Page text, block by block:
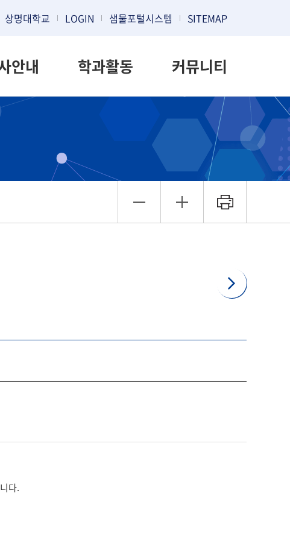
상명대학교 LOGIN 샘물포털시스템 SITEMAP
안내 학과활동 커뮤니티
다.